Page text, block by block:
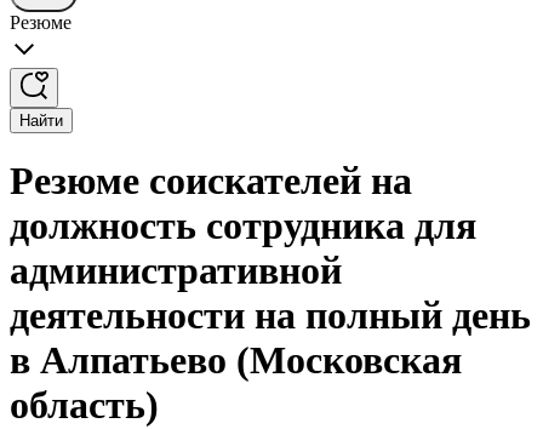
Резюме
Найти
Резюме соискателей на
должность сотрудника для
административной
деятельности на полный день
в Алпатьево (Московская
область)